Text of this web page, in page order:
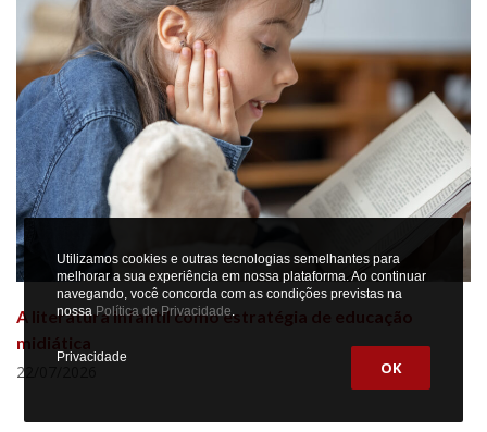
A literatura infantil como estratégia de educação
midiática
22/07/2026
Utilizamos cookies e outras tecnologias semelhantes para
melhorar a sua experiência em nossa plataforma. Ao continuar
navegando, você concorda com as condições previstas na
nossa Política de Privacidade
Privacidade
OK